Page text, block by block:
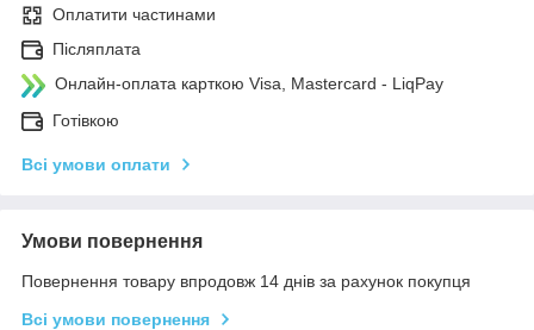
Оплатити частинами
Післяплата
Онлайн-оплата карткою Visa, Mastercard - LiqPay
Готівкою
Всі умови оплати
Умови повернення
Повернення товару впродовж 14 днів за рахунок покупця
Всі умови повернення